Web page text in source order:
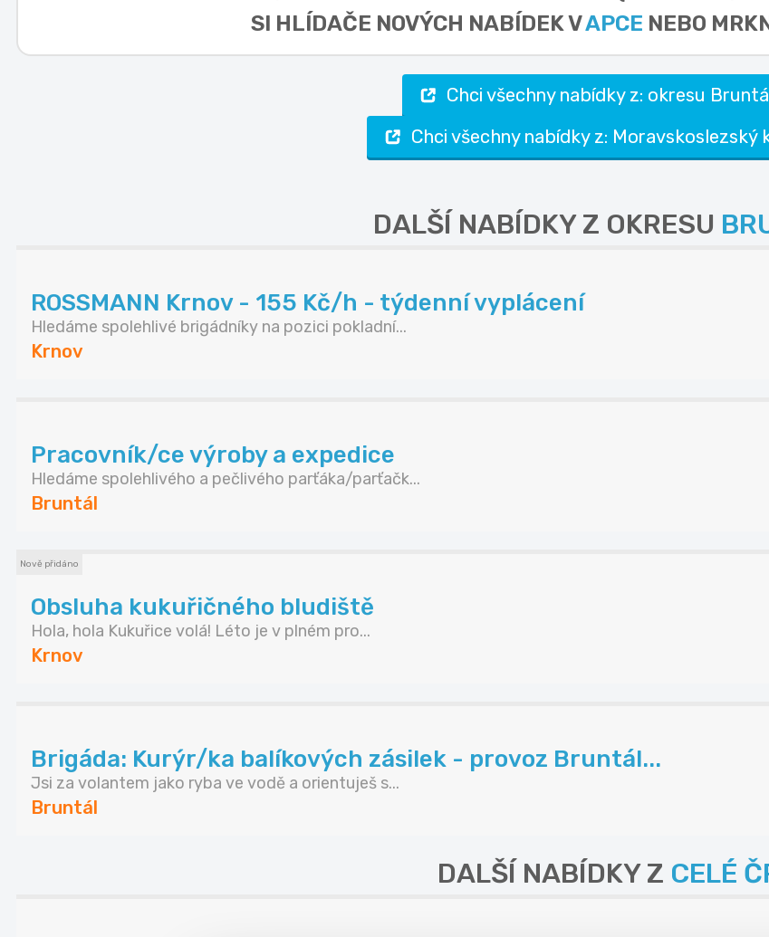
SI HLÍDAČE NOVÝCH NABÍDEK VAPCE NEBO
Chci všechny nabídky z: okresu
Chci všechny nabídky z: Moravskoslezský
DALŠÍ NABÍDKY Z OKRESU
ROSSMANN Krnov - 155 Kč/h - týdenní vyplácení
Hledáme spolehlivé brigádníky na pozici pokladní...
Krnov
Pracovník/ce výroby a expedice
Hledáme spolehlivého a pečlivého parťáka/parťačk...
Bruntál
Nově přidáno
Obsluha kukuřičného bludiště
Hola, hola Kukuřice volá! Léto je v plném pro...
Krnov
Brigáda: Kurýr/ka balíkových zásilek - provoz Bruntál...
Jsi za volantem jako ryba ve vodě a orientuješ s...
Bruntál
DALŠÍ NABÍDKY Z CELÉ